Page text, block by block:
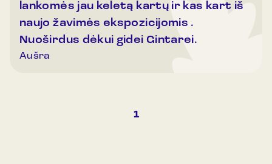
lankomės jau keletą kartų ir kas kart iš
naujo žavimės ekspozicijomis .
Nuoširdus dėkui gidei Gintarei.
Aušra
1